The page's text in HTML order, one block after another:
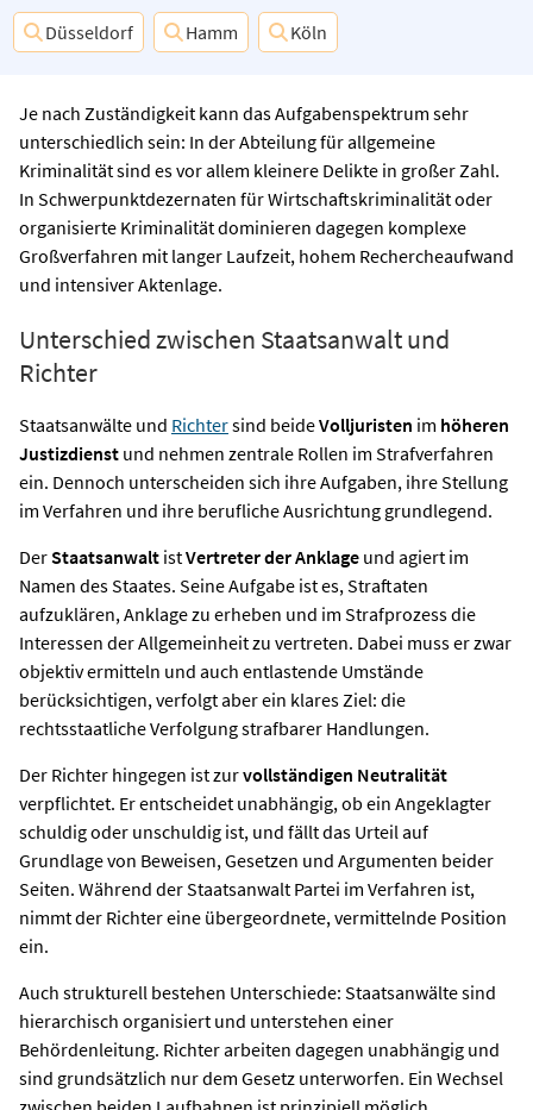
Düsseldorf Hamm Köln
Je nach Zuständigkeit kann das Aufgabenspektrum sehr
unterschiedlich sein: In der Abteilung für allgemeine
Kriminalität sind es vor allem kleinere Delikte in großer Zahl.
In Schwerpunktdezernaten für Wirtschaftskriminalität oder
organisierte Kriminalität dominieren dagegen komplexe
Großverfahren mit langer Laufzeit, hohem Rechercheaufwand
und intensiver Aktenlage.
Unterschied zwischen Staatsanwalt und
Richter
Staatsanwälte und Richtersind beideVolljuristen im höheren
Justizdienst und nehmen zentrale Rollen im Strafverfahren
ein. Dennoch unterscheiden sich ihre Aufgaben, ihre Stellung
im Verfahren und ihre berufliche Ausrichtung grundlegend.
DerStaatsanwalt istVertreter der Anklage und agiert im
Namen des Staates. Seine Aufgabe ist es, Straftaten
aufzuklären, Anklage zu erheben und im Strafprozess die
Interessen der Allgemeinheit zu vertreten. Dabei muss er zwar
objektiv ermitteln und auch entlastende Umstände
berücksichtigen, verfolgt aber ein klares Ziel: die
rechtsstaatliche Verfolgung strafbarer Handlungen.
Der Richter hingegen ist zurvollständigen Neutralität
verpflichtet. Er entscheidet unabhängig, ob ein Angeklagter
schuldig oder unschuldig ist, und fällt das Urteil auf
Grundlage von Beweisen, Gesetzen und Argumenten beider
Seiten. Während der Staatsanwalt Partei im Verfahren ist,
nimmt der Richter eine übergeordnete, vermittelnde Position
ein.
Auch strukturell bestehen Unterschiede: Staatsanwälte sind
hierarchisch organisiert und unterstehen einer
Behördenleitung. Richter arbeiten dagegen unabhängig und
sind grundsätzlich nur dem Gesetz unterworfen. Ein Wechsel